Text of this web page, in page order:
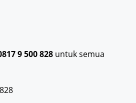
9 500 828 untuk semua